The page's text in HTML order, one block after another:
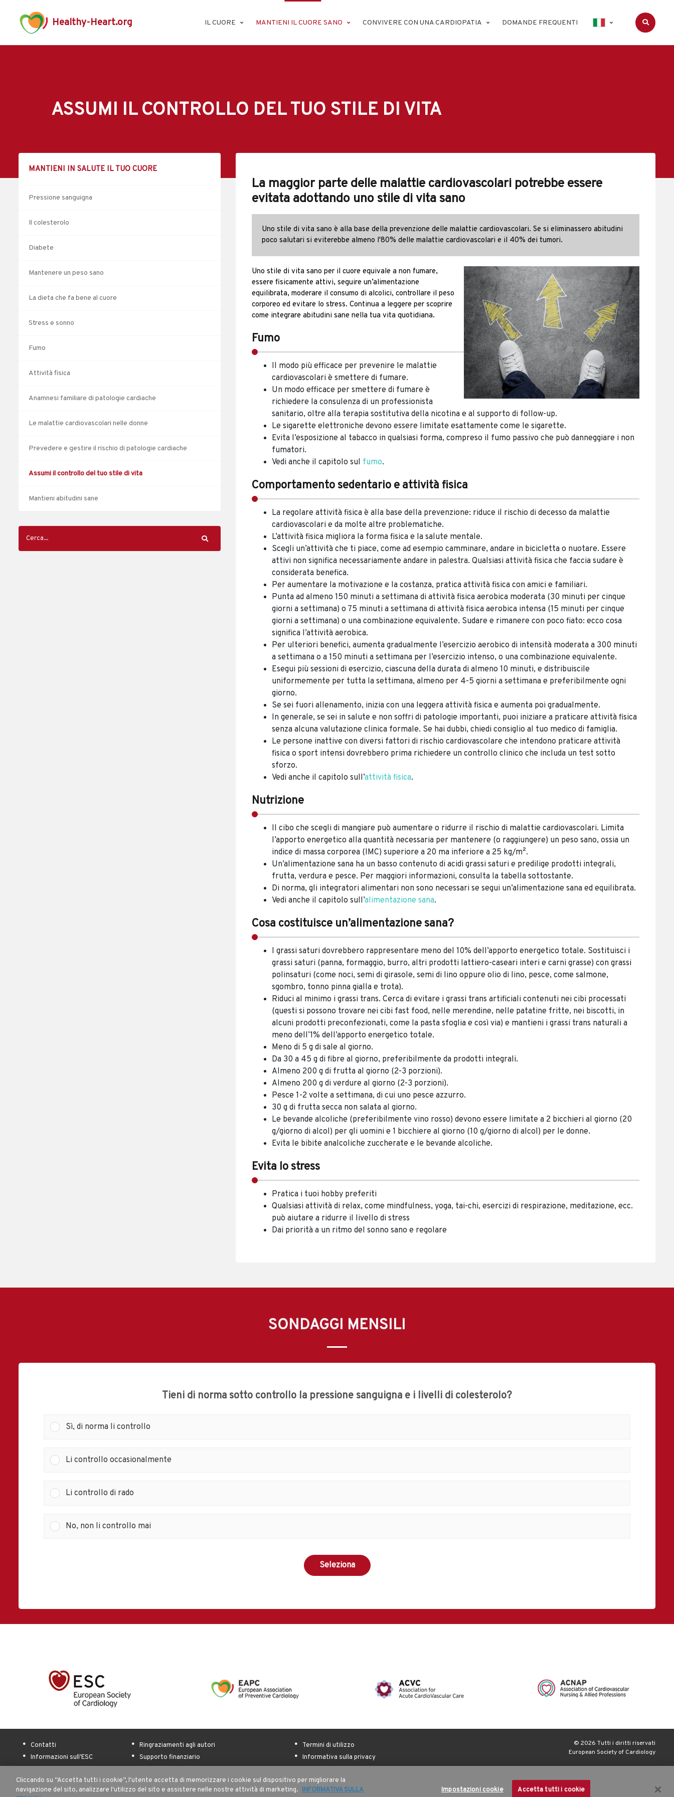
Healthy-Heart.org IL CUORE MANTIENI IL CUORE SANO CONVIVERE CON UNA CARDIOPATIA DOMANDE FREQUENTI
ASSUMI IL CONTROLLO DEL TUO STILE DI VITA
La maggior parte delle malattie cardiovascolari potrebbe essere
evitata adottando uno stile di vita sano
Uno stile di vita sano è alla base della prevenzione delle malattie cardiovascolari. Se si eliminassero abitudini
poco salutari si eviterebbe almeno l'80% delle malattie cardiovascolari e il 40% dei tumori.
Uno stile di vita sano per il cuore equivale a non fumare,
essere fisicamente attivi, seguire un’alimentazione
equilibrata, moderare il consumo di alcolici, controllare il peso
corporeo ed evitare lo stress. Continua a leggere per scoprire
come integrare abitudini sane nella tua vita quotidiana.
Fumo
Il modo più efficace per prevenire le malattie
cardiovascolari è smettere di fumare.
Un modo efficace per smettere di fumare è
richiedere la consulenza di un professionista
sanitario, oltre alla terapia sostitutiva della nicotina e al supporto di follow-up.
Le sigarette elettroniche devono essere limitate esattamente come le sigarette.
Evita l’esposizione al tabacco in qualsiasi forma, compreso il fumo passivo che può danneggiare i non
fumatori.
Vedi anche il capitolo sul fumo.
Comportamento sedentario e attività fisica
La regolare attività fisica è alla base della prevenzione: riduce il rischio di decesso da malattie
cardiovascolari e da molte altre problematiche.
L’attività fisica migliora la forma fisica e la salute mentale.
Scegli un’attività che ti piace, come ad esempio camminare, andare in bicicletta o nuotare. Essere
attivi non significa necessariamente andare in palestra. Qualsiasi attività fisica che faccia sudare è
considerata benefica.
Per aumentare la motivazione e la costanza, pratica attività fisica con amici e familiari.
Punta ad almeno 150 minuti a settimana di attività fisica aerobica moderata (30 minuti per cinque
giorni a settimana) o 75 minuti a settimana di attività fisica aerobica intensa (15 minuti per cinque
giorni a settimana) o una combinazione equivalente. Sudare e rimanere con poco fiato: ecco cosa
significa l’attività aerobica.
Per ulteriori benefici, aumenta gradualmente l’esercizio aerobico di intensità moderata a 300 minuti
a settimana o a 150 minuti a settimana per l’esercizio intenso, o una combinazione equivalente.
Esegui più sessioni di esercizio, ciascuna della durata di almeno 10 minuti, e distribuiscile
uniformemente per tutta la settimana, almeno per 4-5 giorni a settimana e preferibilmente ogni
giorno.
Se sei fuori allenamento, inizia con una leggera attività fisica e aumenta poi gradualmente.
In generale, se sei in salute e non soffri di patologie importanti, puoi iniziare a praticare attività fisica
senza alcuna valutazione clinica formale. Se hai dubbi, chiedi consiglio al tuo medico di famiglia.
Le persone inattive con diversi fattori di rischio cardiovascolare che intendono praticare attività
fisica o sport intensi dovrebbero prima richiedere un controllo clinico che includa un test sotto
sforzo.
Vedi anche il capitolo sull’attività fisica.
Nutrizione
Il cibo che scegli di mangiare può aumentare o ridurre il rischio di malattie cardiovascolari. Limita
l’apporto energetico alla quantità necessaria per mantenere (o raggiungere) un peso sano, ossia un
indice di massa corporea (IMC) superiore a 20 ma inferiore a 25 kg/m².
Un’alimentazione sana ha un basso contenuto di acidi grassi saturi e predilige prodotti integrali,
frutta, verdura e pesce. Per maggiori informazioni, consulta la tabella sottostante.
Di norma, gli integratori alimentari non sono necessari se segui un’alimentazione sana ed equilibrata.
Vedi anche il capitolo sull’alimentazione sana.
Cosa costituisce un’alimentazione sana?
I grassi saturi dovrebbero rappresentare meno del 10% dell’apporto energetico totale. Sostituisci i
grassi saturi (panna, formaggio, burro, altri prodotti lattiero-caseari interi e carni grasse) con grassi
polinsaturi (come noci, semi di girasole, semi di lino oppure olio di lino, pesce, come salmone,
sgombro, tonno pinna gialla e trota).
Riduci al minimo i grassi trans. Cerca di evitare i grassi trans artificiali contenuti nei cibi processati
(questi si possono trovare nei cibi fast food, nelle merendine, nelle patatine fritte, nei biscotti, in
alcuni prodotti preconfezionati, come la pasta sfoglia e così via) e mantieni i grassi trans naturali a
meno dell’1% dell’apporto energetico totale.
Meno di 5 g di sale al giorno.
Da 30 a 45 g di fibre al giorno, preferibilmente da prodotti integrali.
Almeno 200 g di frutta al giorno (2-3 porzioni).
Almeno 200 g di verdure al giorno (2-3 porzioni).
Pesce 1-2 volte a settimana, di cui uno pesce azzurro.
30 g di frutta secca non salata al giorno.
Le bevande alcoliche (preferibilmente vino rosso) devono essere limitate a 2 bicchieri al giorno (20
g/giorno di alcol) per gli uomini e 1 bicchiere al giorno (10 g/giorno di alcol) per le donne.
Evita le bibite analcoliche zuccherate e le bevande alcoliche.
Evita lo stress
Pratica i tuoi hobby preferiti
Qualsiasi attività di relax, come mindfulness, yoga, tai-chi, esercizi di respirazione, meditazione, ecc.
può aiutare a ridurre il livello di stress
Dai priorità a un ritmo del sonno sano e regolare
MANTIENI IN SALUTE IL TUO CUORE
Pressione sanguigna
Il colesterolo
Diabete
Mantenere un peso sano
La dieta che fa bene al cuore
Stress e sonno
Fumo
Attività fisica
Anamnesi familiare di patologie cardiache
Le malattie cardiovascolari nelle donne
Prevedere e gestire il rischio di patologie cardiache
Assumi il controllo del tuo stile di vita
Mantieni abitudini sane
SONDAGGI MENSILI
Tieni di norma sotto controllo la pressione sanguigna e i livelli di colesterolo?
Sì, di norma li controllo
Li controllo occasionalmente
Li controllo di rado
No, non li controllo mai
Seleziona
Contatti
Informazioni sull’ESC
Ringraziamenti agli autori
Supporto finanziario
Termini di utilizzo
Informativa sulla privacy
© 2026 Tutti i diritti riservati
European Society of Cardiology
Cliccando su “Accetta tutti i cookie”, l'utente accetta di memorizzare i cookie sul dispositivo per migliorare la
navigazione del sito, analizzare l'utilizzo del sito e assistere nelle nostre attività di marketing. INFORMATIVA SULLA
Impostazioni cookie Accetta tutti i cookie